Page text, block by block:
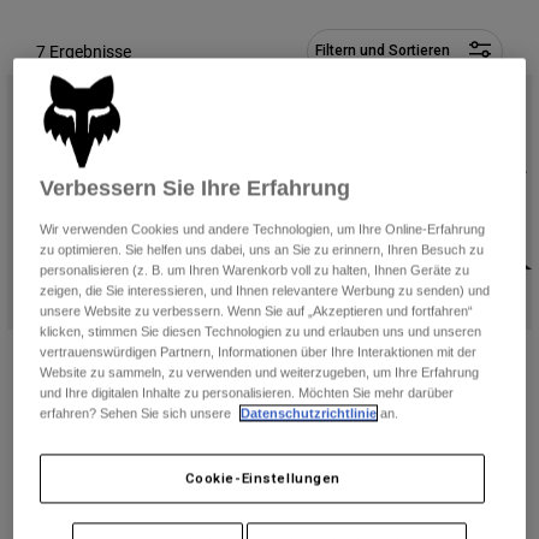
Hosen
Kurze Hosen
Handschuhe
Protektoren
Brillen
Socken
Zubehör
Ersatzteile
Handschuhe
Jacken
Brillen
Socken
Taschen & Zubehör
Hemden
Alle anzeigen
Damen
T-Shirts & Tops
Hoodies und Pullover
Jacken
Hosen
Shirts
Alle anzeigen
Kinder
Brillen
Socken
Alle anzeigen
Moto
Helme
Jerseys
Hosen
Stiefel
7 Ergebnisse Filtern und Sortieren
Utility Hydration Pack - 12L
Price reduced from
€ 154,99to € 92,99
Hydration Pack Lumbar - 5L
€ 119,99
(2)
Verbessern Sie Ihre Erfahrung
Wir verwenden Cookies und andere Technologien, um Ihre Online-Erfahrung
zu optimieren. Sie helfen uns dabei, uns an Sie zu erinnern, Ihren Besuch zu
personalisieren (z. B. um Ihren Warenkorb voll zu halten, Ihnen Geräte zu
zeigen, die Sie interessieren, und Ihnen relevantere Werbung zu senden) und
unsere Website zu verbessern. Wenn Sie auf „Akzeptieren und fortfahren“
klicken, stimmen Sie diesen Technologien zu und erlauben uns und unseren
vertrauenswürdigen Partnern, Informationen über Ihre Interaktionen mit der
Website zu sammeln, zu verwenden und weiterzugeben, um Ihre Erfahrung
und Ihre digitalen Inhalte zu personalisieren. Möchten Sie mehr darüber
erfahren? Sehen Sie sich unsere
Datenschutzrichtlinie an.
Cookie-Einstellungen